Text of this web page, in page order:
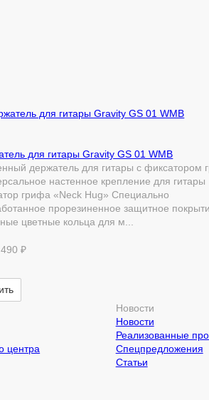
для гитары Gravity GS 01 WMB
держатель для гитары с фиксатором
настенное крепление для гитары
грифа «Neck Hug» Специально
прорезиненное защитное
цветные кольца для м...
₽
центра
Новости
Новости
Реализованные
Спецпредложения
Статьи